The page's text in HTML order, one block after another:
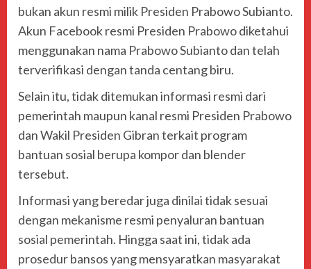
bukan akun resmi milik Presiden Prabowo Subianto.
Akun Facebook resmi Presiden Prabowo diketahui
menggunakan nama Prabowo Subianto dan telah
terverifikasi dengan tanda centang biru.
Selain itu, tidak ditemukan informasi resmi dari
pemerintah maupun kanal resmi Presiden Prabowo
dan Wakil Presiden Gibran terkait program
bantuan sosial berupa kompor dan blender
tersebut.
Informasi yang beredar juga dinilai tidak sesuai
dengan mekanisme resmi penyaluran bantuan
sosial pemerintah. Hingga saat ini, tidak ada
prosedur bansos yang mensyaratkan masyarakat